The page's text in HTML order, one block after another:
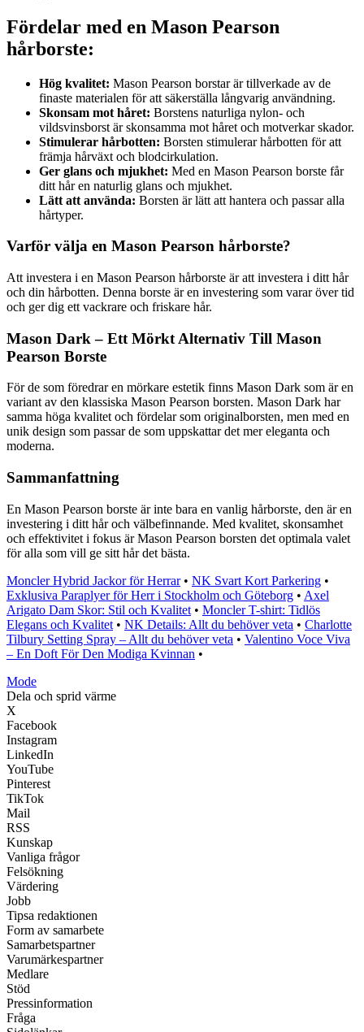
Fördelar med en Mason Pearson
hårborste:
Hög kvalitet: Mason Pearson borstar är tillverkade av de
finaste materialen för att säkerställa långvarig användning.
Skonsam mot håret: Borstens naturliga nylon- och
vildsvinsborst är skonsamma mot håret och motverkar skador.
Stimulerar hårbotten: Borsten stimulerar hårbotten för att
främja hårväxt och blodcirkulation.
Ger glans och mjukhet: Med en Mason Pearson borste får
ditt hår en naturlig glans och mjukhet.
Lätt att använda: Borsten är lätt att hantera och passar alla
hårtyper.
Varför välja en Mason Pearson hårborste?
Att investera i en Mason Pearson hårborste är att investera i ditt hår
och din hårbotten. Denna borste är en investering som varar över tid
och ger dig ett vackrare och friskare hår.
Mason Dark – Ett Mörkt Alternativ Till Mason
Pearson Borste
För de som föredrar en mörkare estetik finns Mason Dark som är en
variant av den klassiska Mason Pearson borsten. Mason Dark har
samma höga kvalitet och fördelar som originalborsten, men med en
unik design som passar de som uppskattar det mer eleganta och
moderna.
Sammanfattning
En Mason Pearson borste är inte bara en vanlig hårborste, den är en
investering i ditt hår och välbefinnande. Med kvalitet, skonsamhet
och effektivitet i fokus är Mason Pearson borsten det optimala valet
för alla som vill ge sitt hår det bästa.
Moncler Hybrid Jackor för Herrar• NK Svart Kort Parkering •
Exklusiva Paraplyer för Herr i Stockholm och Göteborg • Axel
Arigato Dam Skor: Stil och Kvalitet • Moncler T-shirt: Tidlös
Elegans och Kvalitet • NK Details: Allt du behöver veta • Charlotte
Tilbury Setting Spray – Allt du behöver veta • Valentino Voce Viva
– En Doft För Den Modiga Kvinnan •
Mode
Dela och sprid värme
X
Facebook
Instagram
LinkedIn
YouTube
Pinterest
TikTok
Mail
RSS
Kunskap
Vanliga frågor
Felsökning
Värdering
Jobb
Tipsa redaktionen
Form av samarbete
Samarbetspartner
Varumärkespartner
Medlare
Stöd
Pressinformation
Fråga